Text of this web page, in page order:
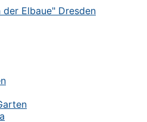
der Elbaue" Dresden